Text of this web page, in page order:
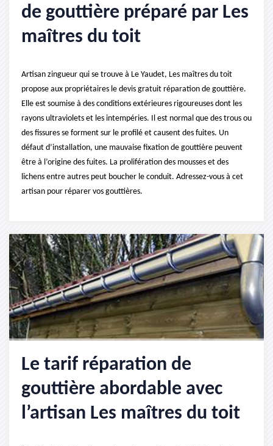
de gouttière préparé par Les
maîtres du toit
Artisan zingueur qui se trouve à Le Yaudet, Les maîtres du toit
propose aux propriétaires le devis gratuit réparation de gouttière.
Elle est soumise à des conditions extérieures rigoureuses dont les
rayons ultraviolets et les intempéries. Il est normal que des trous ou
des fissures se forment sur le profilé et causent des fuites. Un
défaut d’installation, une mauvaise fixation de gouttière peuvent
être à l’origine des fuites. La prolifération des mousses et des
lichens entre autres peut boucher le conduit. Adressez-vous à cet
artisan pour réparer vos gouttières.
Le tarif réparation de
gouttière abordable avec
l’artisan Les maîtres du toit